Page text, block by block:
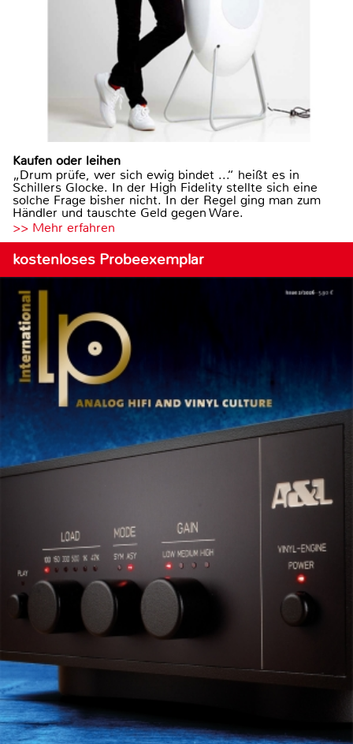
Kaufen oder leihen
„Drum prüfe, wer sich ewig bindet ...“ heißt es in
Schillers Glocke. In der High Fidelity stellte sich eine
solche Frage bisher nicht. In der Regel ging man zum
Händler und tauschte Geld gegen Ware.
>> Mehr erfahren
kostenloses Probeexemplar